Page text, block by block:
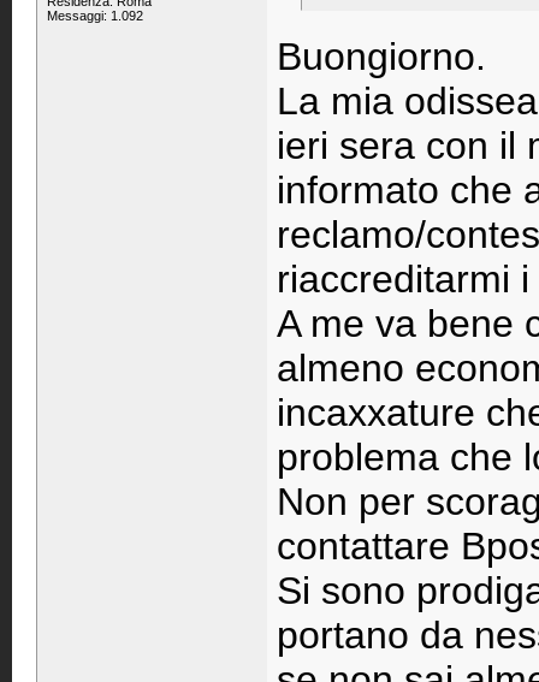
Messaggi: 1.092
Buongiorno.
La mia
ieri sera con il
informato che
reclamo/
riaccreditarmi
A me va bene
almeno
incaxxature
problema che
Non per
contattare
Si sono
portano da